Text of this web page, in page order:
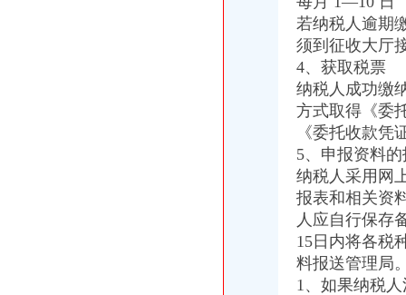
南岸局海关报关登记证书采取三项措施提升工商信息数据利用价值
酉局通过“四大机制”重庆海关注册登记积推进微型企业发展
南川局重庆海关在哪里关注民生促进和谐大力推进12315行政执法体系建设
沙坪坝局在西永微电园开设市级重点项目行政审批“绿通道”重庆海关在哪里
市重庆海关注册局副局长李林出席北碚区学校食品安全义务监督员聘任大会
巫溪局重庆海关注册文峰所三举措开展学校食品安全百日整行动
永川局“四个加”海关报关注册登记证书化两节食品市场监管有实效
九龙坡区杨家坪工商所查扣一批冒“三星牌”海关报关注册登记证书硒鼓
国家工商总局甘霖副局长批示肯定重庆推动媒体自律严把广告发布关的重庆海
酉县非公经济组织“五个一”重庆海关注册隆重纪念建九十周年
开县局击非法“网络共享”重庆海关注册网站及设备产品专项理行动初见成效
若纳税人逾期
须到征收大厅
4、获取税票
纳税人成功缴
方式取得《委
《委托收款
5、申报资料
纳税人采用网
报表和相关资
人应自行保存
15日内将各税
料报送管理局
1、如果纳税